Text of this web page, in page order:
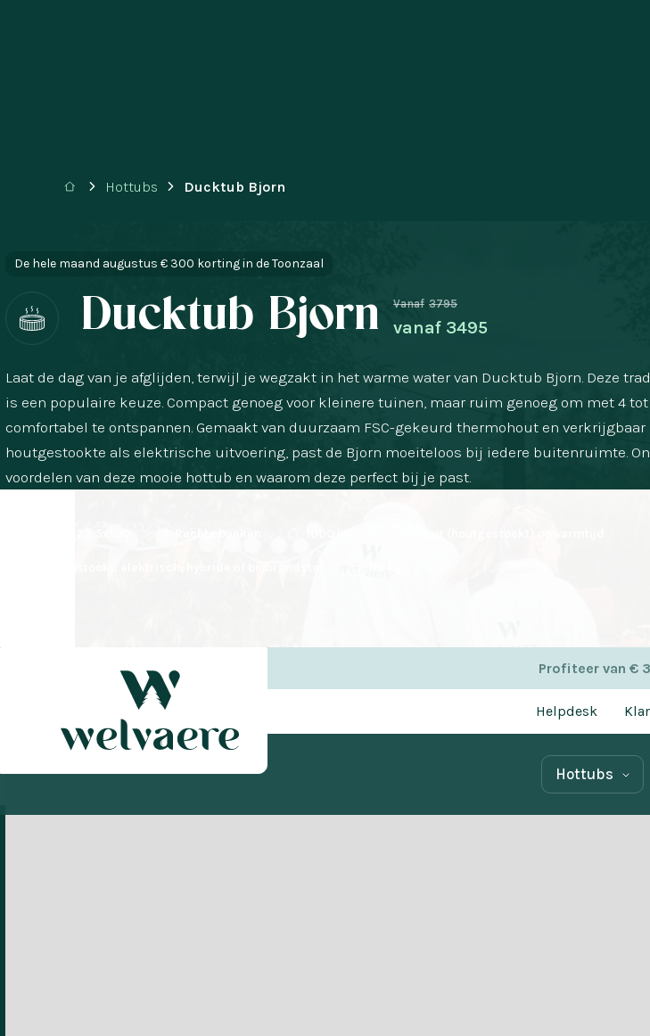
Profiteer van €
Helpdesk
Hottubs
Hottubs Ducktub Bjorn
De hele maand augustus € 300 korting in de Toonzaal
Ducktub Bjorn Vanaf 3795
vanaf 3495
Laat de dag van je afglijden, terwijl je wegzakt in het warme water van Ducktub Bjorn. Deze
is een populaire keuze. Compact genoeg voor kleinere tuinen, maar ruim genoeg om met 4
comfortabel te ontspannen. Gemaakt van duurzaam FSC-gekeurd thermohout en verkrijgbaar
houtgestookte als elektrische uitvoering, past de Bjorn moeiteloos bij iedere buitenruimte.
voordelen van deze mooie hottub en waarom deze perfect bij je past.